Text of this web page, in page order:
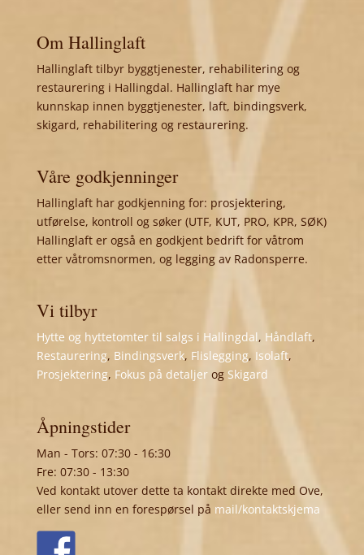
Om Hallinglaft
Hallinglaft tilbyr byggtjenester, rehabilitering og
restaurering i Hallingdal. Hallinglaft har mye
kunnskap innen byggtjenester, laft, bindingsverk,
skigard, rehabilitering og restaurering.
Våre godkjenninger
Hallinglaft har godkjenning for: prosjektering,
utførelse, kontroll og søker (UTF, KUT, PRO, KPR, SØK)
Hallinglaft er også en godkjent bedrift for våtrom
etter våtromsnormen, og legging av Radonsperre.
Vi tilbyr
Hytte og hyttetomter til salgs i Hallingdal, Håndlaft,
Restaurering, Bindingsverk, Flislegging, Isolaft,
Prosjektering, Fokus på detaljerog Skigard
Åpningstider
Man - Tors: 07:30 - 16:30
Fre: 07:30 - 13:30
Ved kontakt utover dette ta kontakt direkte med Ove,
eller send inn en forespørsel på mail/kontaktskjema